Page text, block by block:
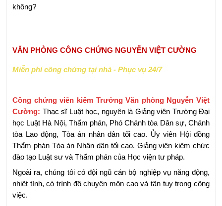
không?
VĂN PHÒNG CÔNG CHỨNG NGUYỄN VIỆT CƯỜNG
Miễn phí công chứng tại nhà - Phục vụ 24/7
Công chứng viên kiêm Trưởng Văn phòng Nguyễn Việt
Cường: Thạc sĩ Luật học, nguyên là Giảng viên Trường Đại
học Luật Hà Nội, Thẩm phán, Phó Chánh tòa Dân sự, Chánh
tòa Lao động, Tòa án nhân dân tối cao. Ủy viên Hội đồng
Thẩm phán Tòa án Nhân dân tối cao. Giảng viên kiêm chức
đào tạo Luật sư và Thẩm phán của Học viện tư pháp.
Ngoài ra, chúng tôi có đội ngũ cán bộ nghiệp vụ năng động,
nhiệt tình, có trình độ chuyên môn cao và tận tụy trong công
việc.